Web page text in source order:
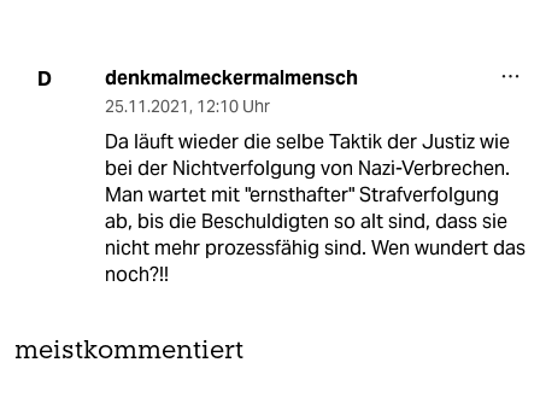
D denkmalmeckermalmensch
25.11.2021, 12:10 Uhr
Da läuft wieder die selbe Taktik der Justiz wie
bei der Nichtverfolgung von Nazi-Verbrechen.
Man wartet mit "ernsthafter" Strafverfolgung
ab, bis die Beschuldigten so alt sind, dass sie
nicht mehr prozessfähig sind. Wen wundert das
noch?!!
meistkommentiert